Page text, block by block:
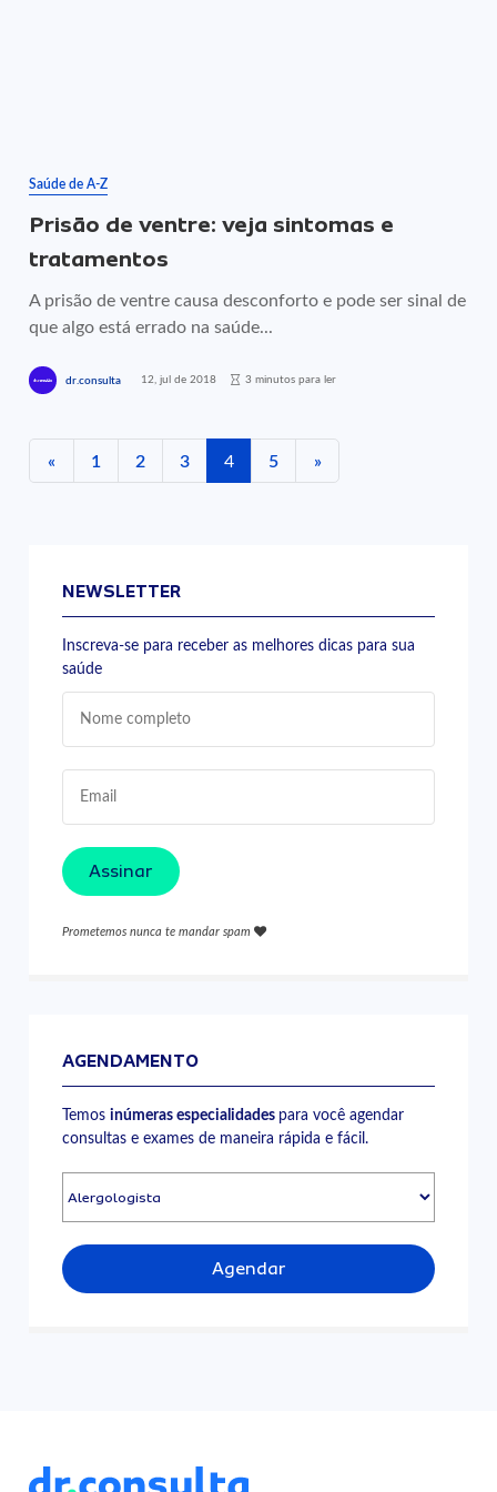
Saúde de A-Z
Prisão de ventre: veja sintomas e
tratamentos
A prisão de ventre causa desconforto e pode ser sinal de
que algo está errado na saúde...
dr.consulta 12, jul de 2018 3 minutos para ler
« 1 2 3 4 5 »
NEWSLETTER
Inscreva-se para receber as melhores dicas para sua
saúde
Assinar
Prometemos nunca te mandar spam
AGENDAMENTO
Temosinúmeras especialidades para você agendar
consultas e exames de maneira rápida e fácil.
Agendar